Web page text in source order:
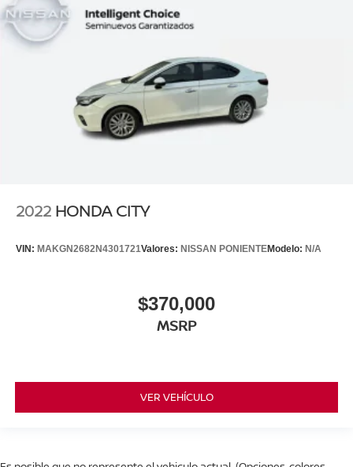
2022 HONDA CITY
VIN: MAKGN2682N4301721Valores: NISSAN PONIENTEModelo: N/A
$370,000
MSRP
VER VEHÍCULO